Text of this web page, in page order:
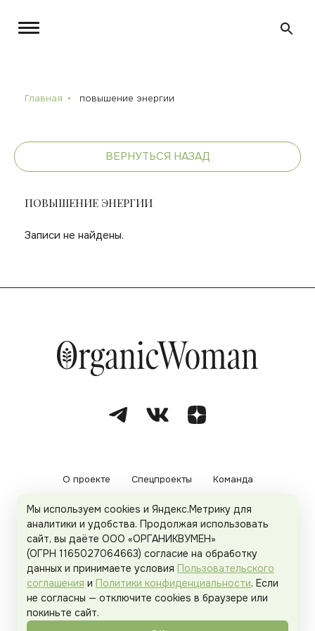
Главная повышение энергии
ВЕРНУТЬСЯ НАЗАД
ПОВЫШЕНИЕ ЭНЕРГИИ
Записи не найдены.
О проекте Спецпроекты Команда
Рекламодателям Политика конфиденциальности
Пользовательское соглашение
Organicwoman.ru . Все права защищены.
Мы используем cookies и Яндекс.Метрику для
аналитики и удобства. Продолжая использовать
сайт, вы даёте ООО «ОРГАНИКВУМЕН»
(ОГРН 1165027064663) согласие на обработку
данных и принимаете условия Пользовательского
соглашения и Политики конфиденциальности. Если
не согласны — отключите cookies в браузере или
покиньте сайт.